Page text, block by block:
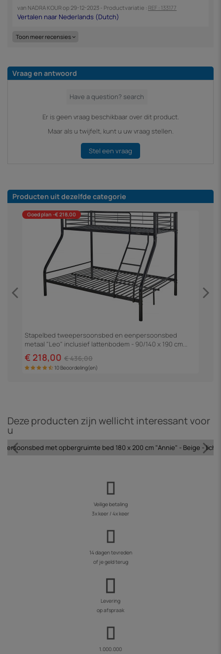
van NADRA KOURop 29-12-2023 - Productvariatie : REF : 133177
Toon meer recensies
Vraag en antwoord
Er is geen vraag beschikbaar over dit product.
Maar als u twijfelt, kunt u uw vraag stellen.
Stel een vraag
Producten uit dezelfde categorie
Goed plan -€ 218,00
Stapelbed tweepersoonsbed en eenpersoonsbed
metaal "Leo" inclusief lattenbodem - 90/140 x 190 cm...
€ 218,00 € 436,00
10 Beoordeling(en)
Deze producten zijn wellicht interessant voor
u
met opbergruimte bed 180 x 200 cm "Annie" - Beige -
Veilige betaling
3x keer / 4x keer
14 dagen tevreden
of je geld terug
Levering
op afspraak
1.000.000